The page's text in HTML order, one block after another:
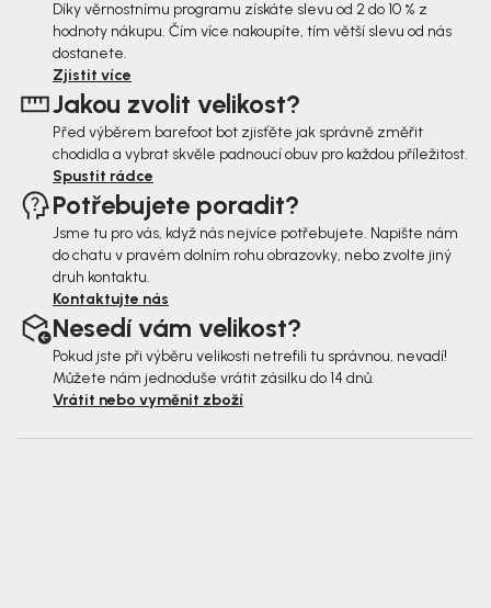
Díky věrnostnímu programu získáte slevu od 2 do 10 % z
hodnoty nákupu. Čím více nakoupíte, tím větší slevu od nás
dostanete.
Zjistit více
Jakou zvolit velikost?
Před výběrem barefoot bot zjisťěte jak správně změřit
chodidla a vybrat skvěle padnoucí obuv pro každou příležitost.
Spustit rádce
Potřebujete poradit?
Jsme tu pro vás, když nás nejvíce potřebujete. Napište nám
do chatu v pravém dolním rohu obrazovky, nebo zvolte jiný
druh kontaktu.
Kontaktujte nás
Nesedí vám velikost?
Pokud jste při výběru velikosti netrefili tu správnou, nevadí!
Můžete nám jednoduše vrátit zásilku do 14 dnů.
Vrátit nebo vyměnit zboží